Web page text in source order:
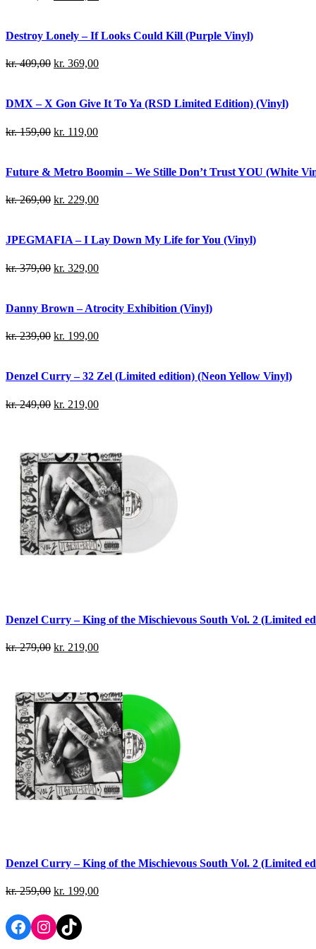
Destroy Lonely – If Looks Could Kill (Purple Vinyl)
kr.409,00 kr. 369,00
DMX – X Gon Give It To Ya (RSD Limited Edition) (Vinyl)
kr.159,00 kr. 119,00
Future & Metro Boomin – We Stille Don’t Trust YOU (White
kr.269,00 kr. 229,00
JPEGMAFIA – I Lay Down My Life for You (Vinyl)
kr.379,00 kr. 329,00
Danny Brown – Atrocity Exhibition (Vinyl)
kr.239,00 kr. 199,00
Denzel Curry – 32 Zel (Limited edition) (Neon Yellow Vinyl)
kr.249,00 kr. 219,00
Denzel Curry – King of the Mischievous South Vol. 2 (Limited
kr.279,00 kr. 219,00
Denzel Curry – King of the Mischievous South Vol. 2 (Limited
kr.259,00 kr. 199,00
Facebook
Instagram
TikTok